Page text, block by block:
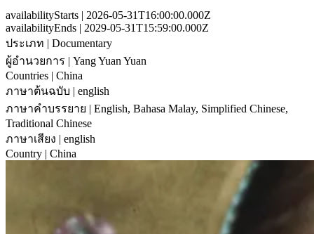
availabilityStarts | 2026-05-31T16:00:00.000Z
availabilityEnds | 2029-05-31T15:59:00.000Z
ประเภท | Documentary
ผู้อำนวยการ | Yang Yuan Yuan
Countries | China
ภาษาต้นฉบับ | english
ภาษาคำบรรยาย | English, Bahasa Malay, Simplified Chinese,
Traditional Chinese
ภาษาเสียง | english
Country | China